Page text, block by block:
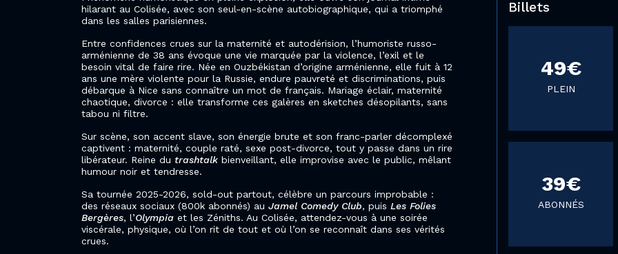
hilarant au Colisée, avec son seul-en-scène autobiographique, qui a triomphé
dans les salles parisiennes.
Entre confidences crues sur la maternité et autodérision, l’humoriste russo-
arménienne de 38 ans évoque une vie marquée par la violence, l’exil et le
besoin vital de faire rire. Née en Ouzbékistan d’origine arménienne, elle fuit à 12
ans une mère violente pour la Russie, endure pauvreté et discriminations, puis
débarque à Nice sans connaître un mot de français. Mariage éclair, maternité
chaotique, divorce : elle transforme ces galères en sketches désopilants, sans
tabou ni filtre.
Sur scène, son accent slave, son énergie brute et son franc-parler décomplexé
captivent : maternité, couple raté, sexe post-divorce, tout y passe dans un rire
libérateur. Reine du trashtalk bienveillant, elle improvise avec le public, mêlant
humour noir et tendresse.
Sa tournée 2025-2026, sold-out partout, célèbre un parcours improbable :
des réseaux sociaux (800k abonnés) au Jamel Comedy Club, puis Les Folies
Bergères, l’Olympia et les Zéniths. Au Colisée, attendez-vous à une soirée
viscérale, physique, où l’on rit de tout et où l’on se reconnaît dans ses vérités
crues.
Billets
49€
PLEIN
39€
ABONNÉS